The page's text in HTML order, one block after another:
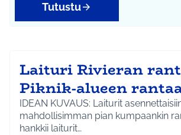
Tutustu
Laituri Rivieran
Piknik-alueen
IDEAN KUVAUS: Laiturit
mahdollisimman pian kumpaankin
hankkii laiturit…